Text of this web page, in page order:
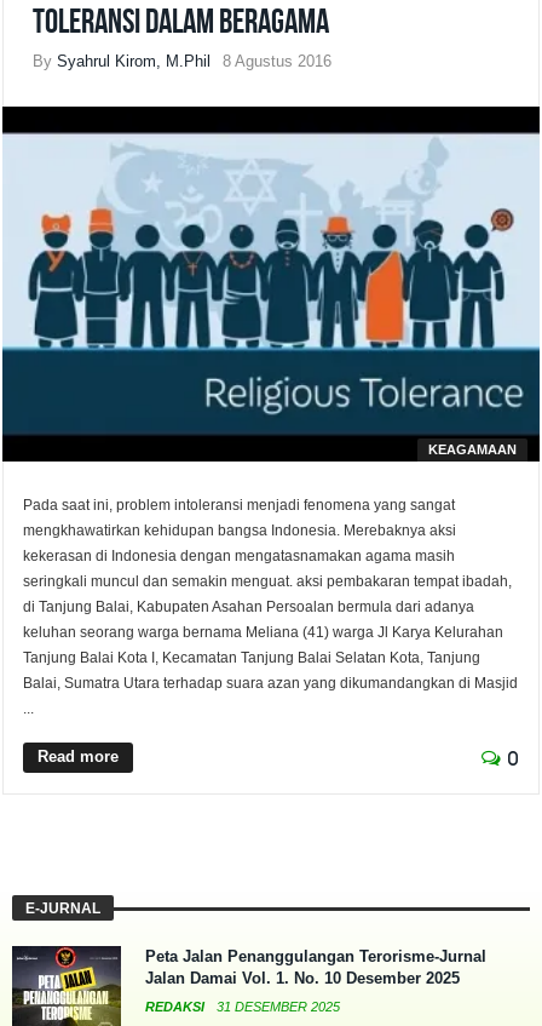
Toleransi dalam Beragama
BySyahrul Kirom, M.Phil 8 Agustus 2016
KEAGAMAAN
Pada saat ini, problem intoleransi menjadi fenomena yang sangat
mengkhawatirkan kehidupan bangsa Indonesia. Merebaknya aksi
kekerasan di Indonesia dengan mengatasnamakan agama masih
seringkali muncul dan semakin menguat. aksi pembakaran tempat ibadah,
di Tanjung Balai, Kabupaten Asahan Persoalan bermula dari adanya
keluhan seorang warga bernama Meliana (41) warga Jl Karya Kelurahan
Tanjung Balai Kota I, Kecamatan Tanjung Balai Selatan Kota, Tanjung
Balai, Sumatra Utara terhadap suara azan yang dikumandangkan di Masjid
...
Read more 0
E-JURNAL
Peta Jalan Penanggulangan Terorisme-Jurnal
Jalan Damai Vol. 1. No. 10 Desember 2025
REDAKSI 31 DESEMBER 2025